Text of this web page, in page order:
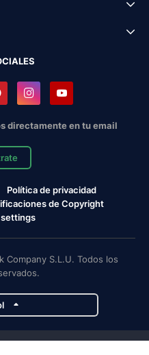
directamente en tu email
Política de privacidad
de Copyright
S.L.U. Todos los